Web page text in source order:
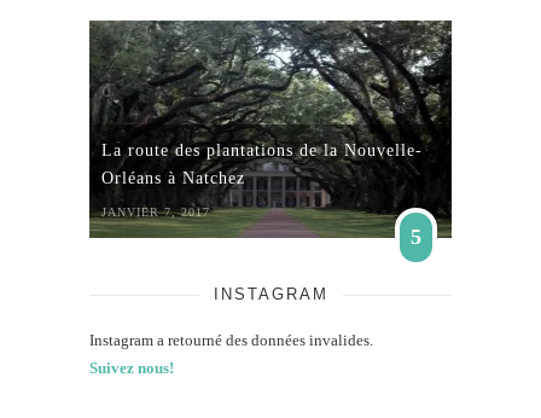
La route des plantations de la Nouvelle-
Orléans à Natchez
JANVIER 7, 2017
5
INSTAGRAM
Instagram a retourné des données invalides.
Suivez nous!